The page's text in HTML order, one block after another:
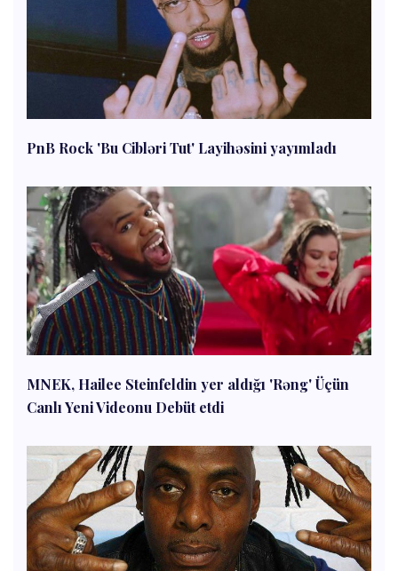
PnB Rock 'Bu Cibləri Tut' Layihəsini yayımladı
MNEK, Hailee Steinfeldin yer aldığı 'Rəng' Üçün
Canlı Yeni Videonu Debüt etdi